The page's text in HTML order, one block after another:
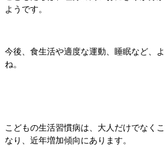
ようです。
今後、食生活や適度な運動、睡眠など、
ね。
こどもの生活習慣病は、大人だけでなく
なり、近年増加傾向にあります。